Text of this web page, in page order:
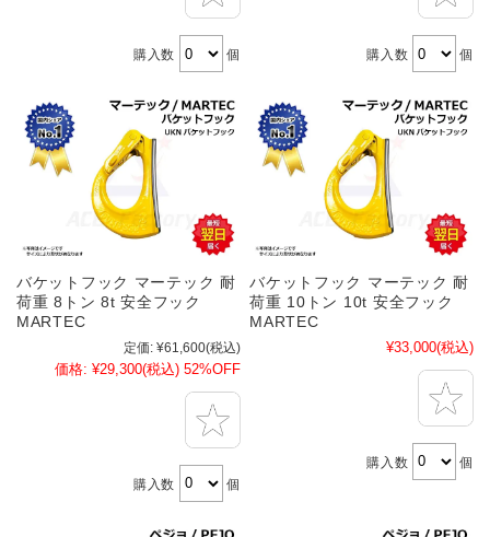
購入数 個 購入数 個
バケットフック マーテック 耐
荷重 8トン 8t 安全フック
MARTEC
定価: ¥61,600(税込)
価格: ¥29,300(税込) 52%OFF
購入数 個
バケットフック マーテック 耐
荷重 10トン 10t 安全フック
MARTEC
¥33,000(税込)
購入数 個